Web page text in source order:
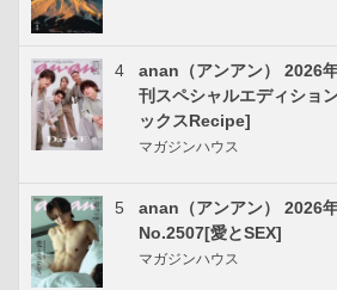
4
anan（アンアン） 2026
刊スペシャルエディショ
ックスRecipe]
マガジンハウス
5
anan（アンアン） 2026
No.2507[愛とSEX]
マガジンハウス